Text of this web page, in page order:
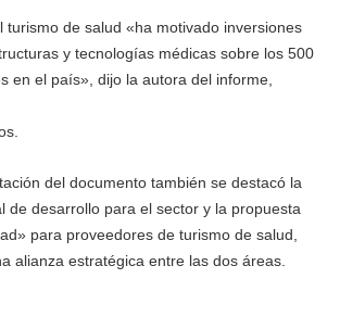
turismo de salud «ha motivado inversiones
y tecnologías médicas sobre los 500
en el país», dijo la autora del informe,
del documento también se destacó la
de desarrollo para el sector y la propuesta
para proveedores de turismo de salud,
alianza estratégica entre las dos áreas.